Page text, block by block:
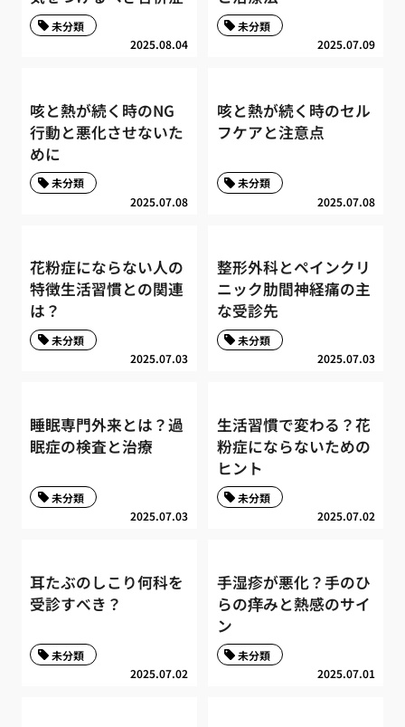
2025.08.04
未分類
2025.07.09
未分類
咳と熱が続く時のNG
行動と悪化させないた
めに
2025.07.08
未分類
咳と熱が続く時のセル
フケアと注意点
2025.07.08
未分類
花粉症にならない人の
特徴生活習慣との関連
は？
2025.07.03
未分類
整形外科とペインクリ
ニック肋間神経痛の主
な受診先
2025.07.03
未分類
睡眠専門外来とは？過
眠症の検査と治療
2025.07.03
未分類
生活習慣で変わる？花
粉症にならないための
ヒント
2025.07.02
未分類
耳たぶのしこり何科を
受診すべき？
2025.07.02
未分類
手湿疹が悪化？手のひ
らの痒みと熱感のサイ
ン
2025.07.01
未分類